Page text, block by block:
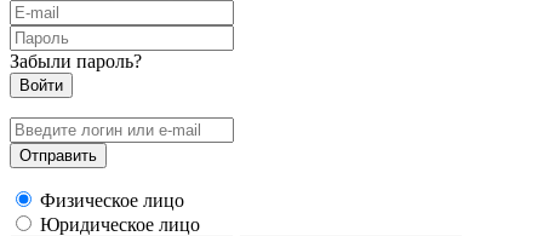
Забыли пароль?
Физическое лицо
Юридическое лицо